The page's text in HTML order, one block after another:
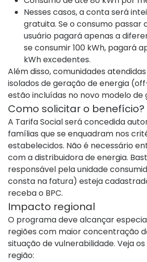
Nesses casos, a conta será
gratuita. Se o consumo passar
usuário pagará apenas a
se consumir 100 kWh, pagará
kWh excedentes.
Além disso, comunidades
isolados de geração de energia
estão incluídas no novo modelo de
Como solicitar o benefício?
A Tarifa Social será concedida
famílias que se enquadram nos
estabelecidos. Não é necessário
com a distribuidora de energia.
responsável pela unidade
consta na fatura) esteja
receba o BPC.
Impacto regional
O programa deve alcançar
regiões com maior concentração
situação de vulnerabilidade. Veja
região: